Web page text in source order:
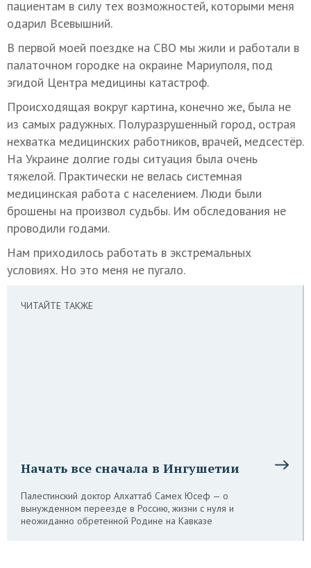
пациентам в силу тех возможностей, которыми меня
одарил Всевышний.
В первой моей поездке на СВО мы жили и работали в
палаточном городке на окраине Мариуполя, под
эгидой Центра медицины катастроф.
Происходящая вокруг картина, конечно же, была не
из самых радужных. Полуразрушенный город, острая
нехватка медицинских работников, врачей, медсестёр.
На Украине долгие годы ситуация была очень
тяжелой. Практически не велась системная
медицинская работа с населением. Люди были
брошены на произвол судьбы. Им обследования не
проводили годами.
Нам приходилось работать в экстремальных
условиях. Но это меня не пугало.
ЧИТАЙТЕ ТАКЖЕ
Начать все сначала в Ингушетии
Палестинский доктор Алхаттаб Самех Юсеф — о
вынужденном переезде в Россию, жизни с нуля и
неожиданно обретенной Родине на Кавказе